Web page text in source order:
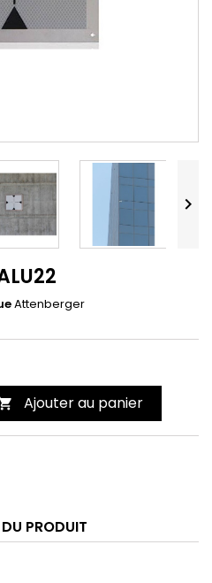

Attenberger
 Ajouter au panier
PRODUIT